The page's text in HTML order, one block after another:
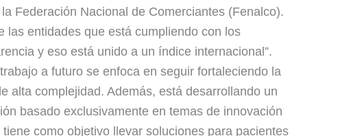
Federación Nacional de Comerciantes (Fenalco).
las entidades que está cumpliendo con los
y eso está unido a un índice internacional”.
a futuro se enfoca en seguir fortaleciendo la
alta complejidad. Además, está desarrollando un
basado exclusivamente en temas de innovación
como objetivo llevar soluciones para pacientes